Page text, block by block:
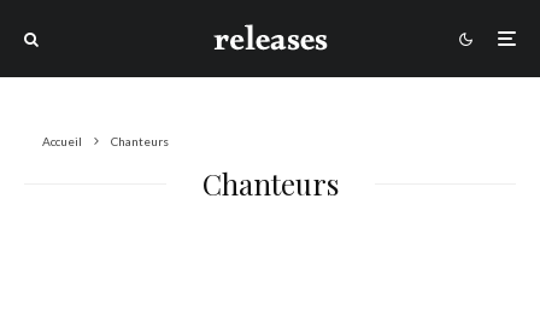
Accueil Chanteurs
Chanteurs